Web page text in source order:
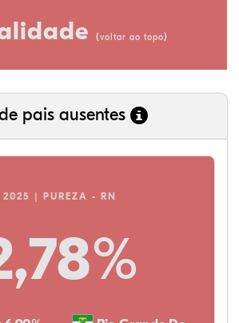
(voltar ao topo)
pais ausentes
2025 | PUREZA - RN